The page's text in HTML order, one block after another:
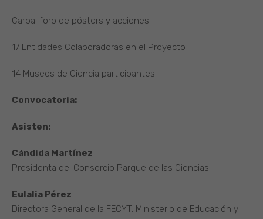
Carpa-foro de pósters y acciones
17 Entidades Colaboradoras en el Proyecto
14 Museos de Ciencia participantes
Convocatoria:
Asisten:
Cándida Martínez
Presidenta del Consorcio Parque de las Ciencias
Eulalia Pérez
Directora General de la FECYT. Ministerio de Educación y